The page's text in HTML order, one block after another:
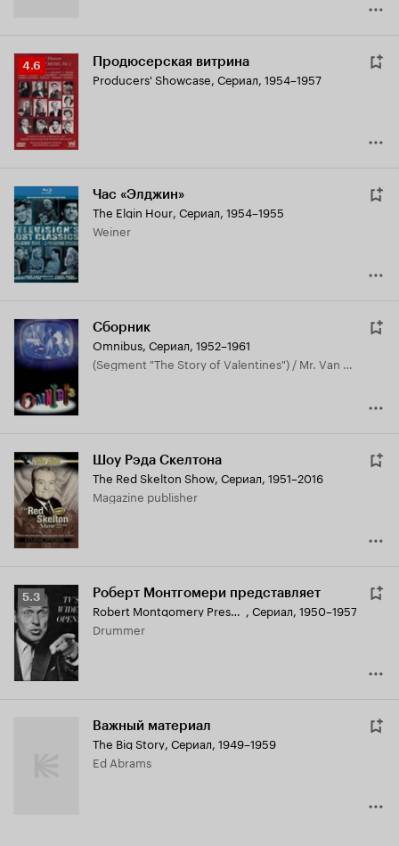
Рейтинг
Кинопоиска
4.6
4.6 Продюсерская витрина
Producers' Showcase, Сериал, 1954–1957
Час «Элджин»
The Elgin Hour, Сериал, 1954–1955
Weiner
Сборник
Omnibus, Сериал, 1952–1961
(segment "The Story of Valentines") / Mr. Van Rough (segment "The Contrast")
Шоу Рэда Скелтона
The Red Skelton Show, Сериал, 1951–2016
Magazine publisher
Рейтинг
Кинопоиска
5.3
5.3 Роберт Монтгомери представляет
Robert Montgomery Presents , Сериал, 1950–1957
Drummer
Важный материал
The Big Story, Сериал, 1949–1959
Ed Abrams